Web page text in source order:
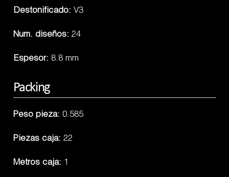
Destonificado: V3
Num. diseños: 24
Espesor: 8.8 mm
Packing
Peso pieza: 0.585
Piezas caja: 22
Metros caja: 1